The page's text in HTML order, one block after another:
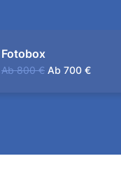
Fotobox
Ab 800 € Ab 700 €